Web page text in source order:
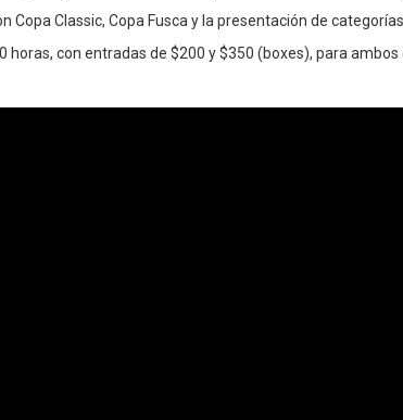
Copa Classic, Copa Fusca y la presentación de
horas, con entradas de $200 y $350 (boxes), para ambos